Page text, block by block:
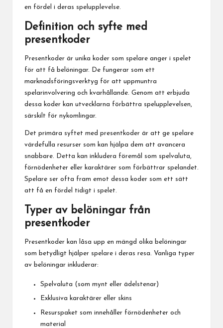
en fördel i deras spelupplevelse.
Definition och syfte med
presentkoder
Presentkoder är unika koder som spelare anger i spelet
för att få belöningar. De fungerar som ett
marknadsföringsverktyg för att uppmuntra
spelarinvolvering och kvarhållande. Genom att erbjuda
dessa koder kan utvecklarna förbättra spelupplevelsen,
särskilt för nykomlingar.
Det primära syftet med presentkoder är att ge spelare
värdefulla resurser som kan hjälpa dem att avancera
snabbare. Detta kan inkludera föremål som spelvaluta,
förnödenheter eller karaktärer som förbättrar spelandet.
Spelare ser ofta fram emot dessa koder som ett sätt
att få en fördel tidigt i spelet.
Typer av belöningar från
presentkoder
Presentkoder kan låsa upp en mängd olika belöningar
som betydligt hjälper spelare i deras resa. Vanliga typer
av belöningar inkluderar:
Spelvaluta (som mynt eller ädelstenar)
Exklusiva karaktärer eller skins
Resurspaket som innehåller förnödenheter och
material